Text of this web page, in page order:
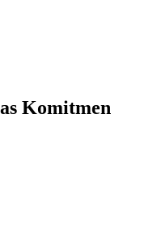
Komitmen